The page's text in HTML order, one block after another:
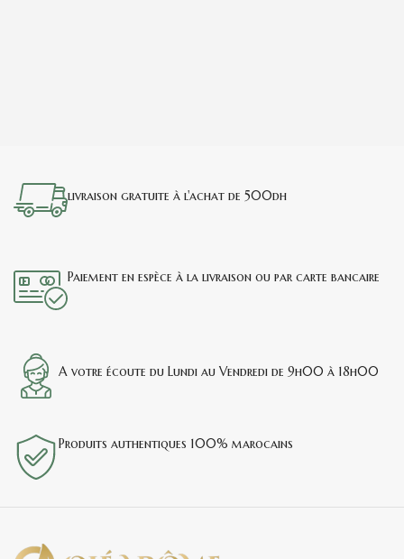
livraison gratuite à l'achat de 500dh
Paiement en espèce à la livraison ou par carte bancaire
A votre écoute du Lundi au Vendredi de 9h00 à 18h00
Produits authentiques 100% marocains